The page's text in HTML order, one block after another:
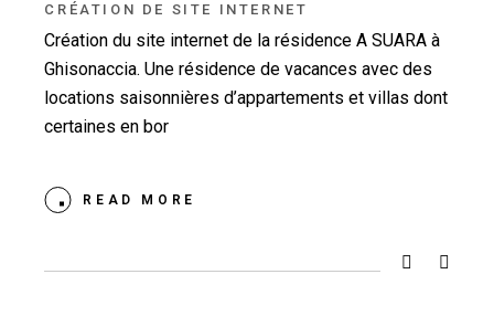
CRÉATION DE SITE INTERNET
Création du site internet de la résidence A SUARA à
Ghisonaccia. Une résidence de vacances avec des
locations saisonnières d’appartements et villas dont
certaines en bor
READ MORE